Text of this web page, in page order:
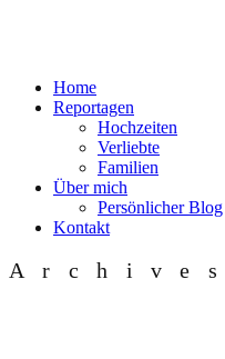
Home
Reportagen
Hochzeiten
Verliebte
Familien
Über mich
Persönlicher Blog
Kontakt
Archives